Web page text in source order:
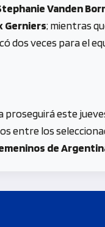
Vanden
Gerniers; mientras
dos veces para el
proseguirá este
entre los
de